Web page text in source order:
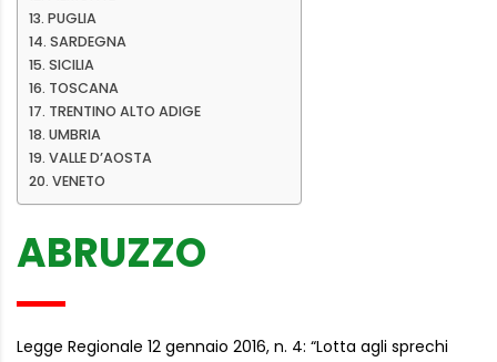
PUGLIA
SARDEGNA
SICILIA
TOSCANA
TRENTINO ALTO ADIGE
UMBRIA
VALLE D’AOSTA
VENETO
ABRUZZO
Legge Regionale 12 gennaio 2016, n. 4: “Lotta agli sprechi